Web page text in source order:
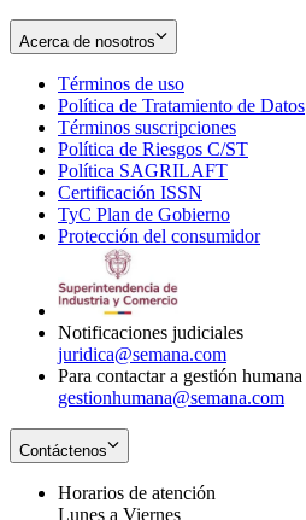
Acerca de nosotros
Términos de uso
in
new
window
Política de Tratamiento de Datos
Términos suscripciones
in
Política de Riesgos C/ST
Política SAGRILAFT
new
window
Certificación ISSN
in
new
TyC Plan de Gobierno
in
Protección del consumidorOpens
Notificaciones judiciales
juridica@semana.com
Para contactar a gestión humana
gestionhumana@semana.com
Contáctenos
Horarios de atención
Lunes a Viernes